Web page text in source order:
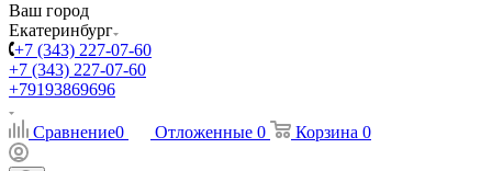
Ваш город
Екатеринбург
+7 (343) 227-07-60
+7 (343) 227-07-60
+79193869696
Сравнение0 Отложенные 0 Корзина 0